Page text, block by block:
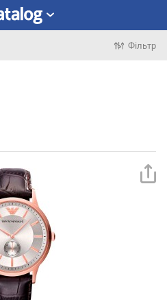
Фільтр